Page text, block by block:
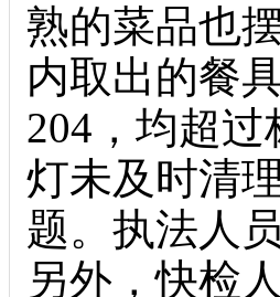
熟的菜品也
内取出的餐
204，均超
灯未及时清
题。执法人
另外，快检